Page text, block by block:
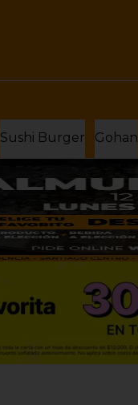
Sushi Burger Gohan